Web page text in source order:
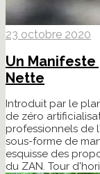
23 octobre 2020
Un
Nette
Introduit par le
de zéro
professionnels de
sous-forme de
esquisse des
du ZAN. Tour